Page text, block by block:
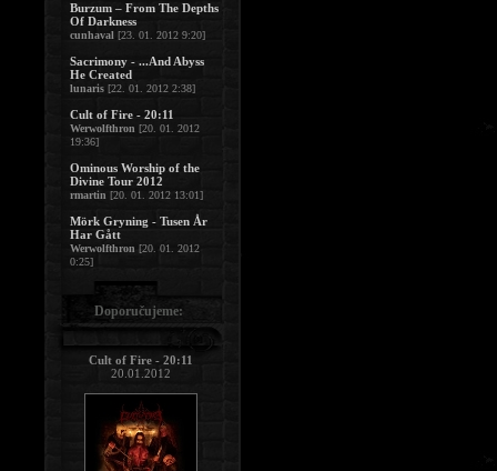
Burzum – From The Depths
Of Darkness
cunhaval [23. 01. 2012 9:20]
Sacrimony - ...And Abyss
He Created
lunaris [22. 01. 2012 2:38]
Cult of Fire - 20:11
Werwolfthron [20. 01. 2012
19:36]
Ominous Worship of the
Divine Tour 2012
rmartin [20. 01. 2012 13:01]
Mörk Gryning - Tusen År
Har Gått
Werwolfthron [20. 01. 2012
0:25]
Doporučujeme:
Cult of Fire - 20:11
20.01.2012